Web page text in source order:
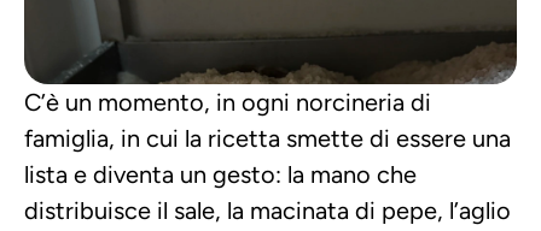
C’è un momento, in ogni norcineria di
famiglia, in cui la ricetta smette di essere una
lista e diventa un gesto: la mano che
distribuisce il sale, la macinata di pepe, l’aglio